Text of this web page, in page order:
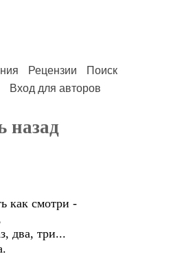
Рецензии
Поиск
Вход для авторов
назад
как смотри -
два, три...